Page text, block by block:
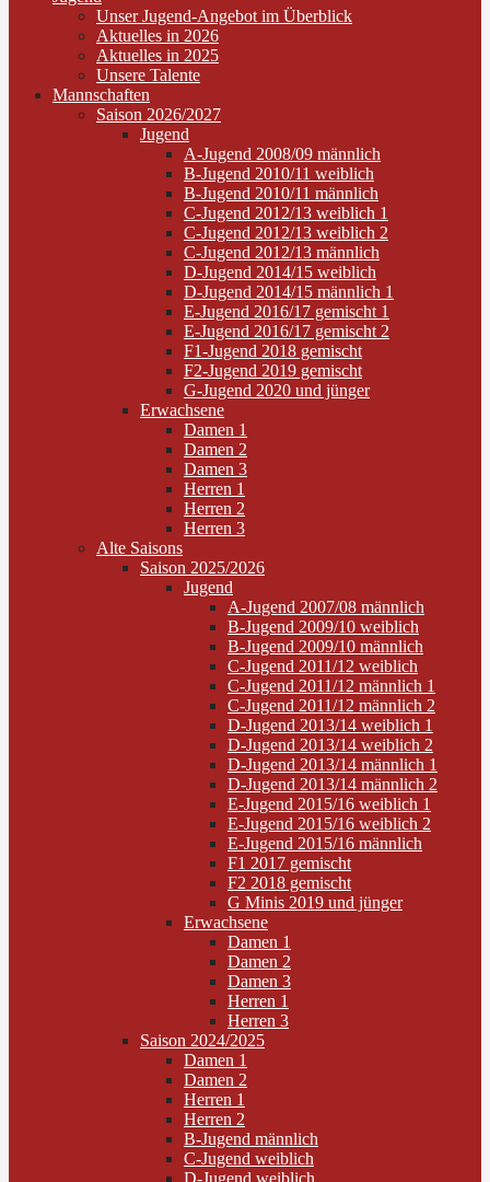
Unser Jugend-Angebot im Überblick
Aktuelles in 2026
Aktuelles in 2025
Unsere Talente
Mannschaften
Saison 2026/2027
Jugend
A-Jugend 2008/09 männlich
B-Jugend 2010/11 weiblich
B-Jugend 2010/11 männlich
C-Jugend 2012/13 weiblich 1
C-Jugend 2012/13 weiblich 2
C-Jugend 2012/13 männlich
D-Jugend 2014/15 weiblich
D-Jugend 2014/15 männlich 1
E-Jugend 2016/17 gemischt 1
E-Jugend 2016/17 gemischt 2
F1-Jugend 2018 gemischt
F2-Jugend 2019 gemischt
G-Jugend 2020 und jünger
Erwachsene
Damen 1
Damen 2
Damen 3
Herren 1
Herren 2
Herren 3
Alte Saisons
Saison 2025/2026
Jugend
A-Jugend 2007/08 männlich
B-Jugend 2009/10 weiblich
B-Jugend 2009/10 männlich
C-Jugend 2011/12 weiblich
C-Jugend 2011/12 männlich 1
C-Jugend 2011/12 männlich 2
D-Jugend 2013/14 weiblich 1
D-Jugend 2013/14 weiblich 2
D-Jugend 2013/14 männlich 1
D-Jugend 2013/14 männlich 2
E-Jugend 2015/16 weiblich 1
E-Jugend 2015/16 weiblich 2
E-Jugend 2015/16 männlich
F1 2017 gemischt
F2 2018 gemischt
G Minis 2019 und jünger
Erwachsene
Damen 1
Damen 2
Damen 3
Herren 1
Herren 3
Saison 2024/2025
Damen 1
Damen 2
Herren 1
Herren 2
B-Jugend männlich
C-Jugend weiblich
D-Jugend weiblich